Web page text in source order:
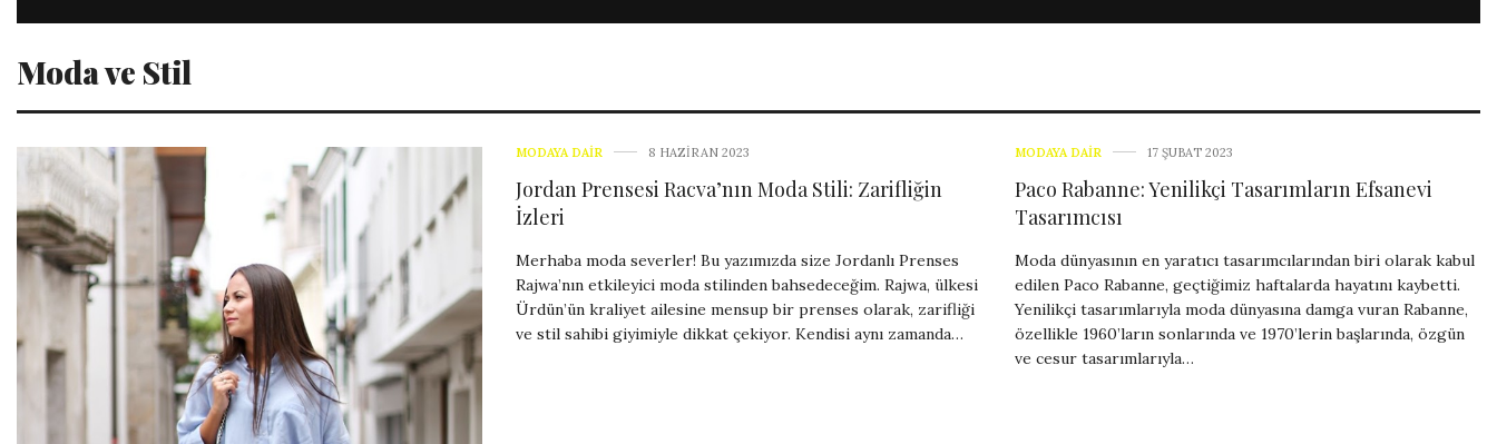
Moda ve Stil
MODAYA DAIR 8 HAZIRAN 2023
Jordan Prensesi Racva’nın Moda Stili: Zarifliğin
İzleri
Merhaba moda severler! Bu yazımızda size Jordanlı Prenses
Rajwa’nın etkileyici moda stilinden bahsedeceğim. Rajwa, ülkesi
Ürdün’ün kraliyet ailesine mensup bir prenses olarak, zarifliği
ve stil sahibi giyimiyle dikkat çekiyor. Kendisi aynı zamanda…
MODAYA DAIR 17 ŞUBAT 2023
Paco Rabanne: Yenilikçi Tasarımların Efsanevi
Tasarımcısı
Moda dünyasının en yaratıcı tasarımcılarından biri olarak kabul
edilen Paco Rabanne, geçtiğimiz haftalarda hayatını kaybetti.
Yenilikçi tasarımlarıyla moda dünyasına damga vuran Rabanne,
özellikle 1960’ların sonlarında ve 1970’lerin başlarında, özgün
ve cesur tasarımlarıyla…